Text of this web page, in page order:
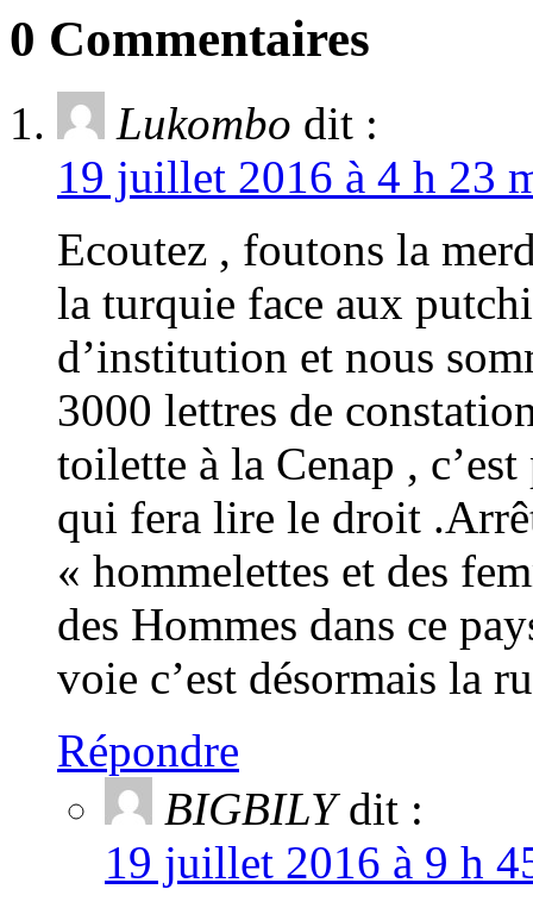
0 Commentaires
Lukombo dit :
19 juillet 2016 à 4 h 23
Ecoutez , foutons la
la turquie face aux
d’institution et nous
3000 lettres de
toilette à la Cenap ,
qui fera lire le droit
« hommelettes et des
des Hommes dans ce
voie c’est désormais la
Répondre
BIGBILY dit :
19 juillet 2016 à 9 h